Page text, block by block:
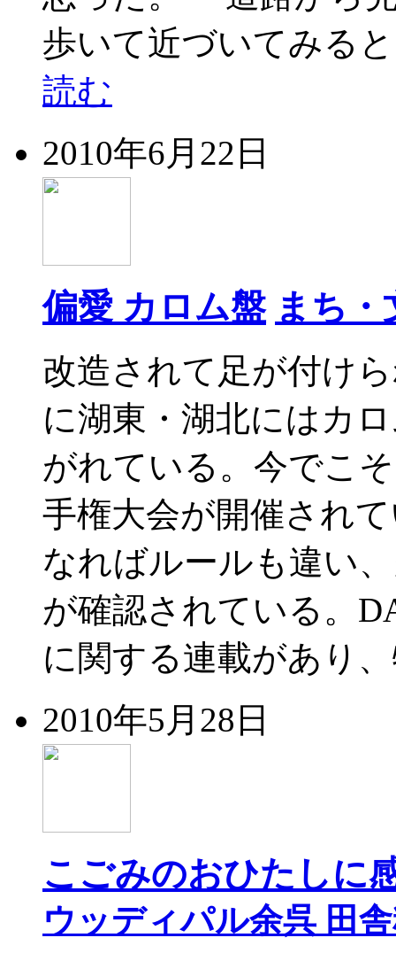
歩いて近づいてみる
読む
2010年6月22日
偏愛 カロム盤 まち・
改造されて足が付け
に湖東・湖北にはカ
がれている。今でこ
手権大会が開催され
なればルールも違い
が確認されている。
に関する連載があり
2010年5月28日
こごみのおひたしに
ウッディパル余呉 田